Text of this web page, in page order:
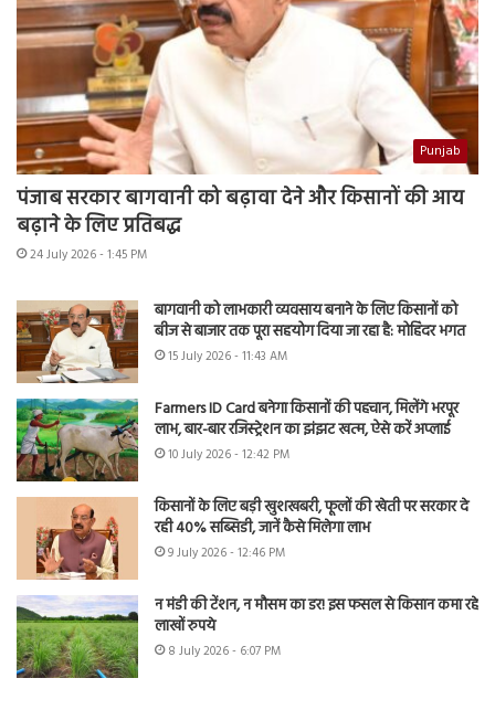
Punjab
पंजाब सरकार बागवानी को बढ़ावा देने और किसानों की आय
बढ़ाने के लिए प्रतिबद्ध
24 July 2026 - 1:45 PM
बागवानी को लाभकारी व्यवसाय बनाने के लिए किसानों को
बीज से बाजार तक पूरा सहयोग दिया जा रहा है: मोहिंदर भगत
15 July 2026 - 11:43 AM
Farmers ID Card बनेगा किसानों की पहचान, मिलेंगे भरपूर
लाभ, बार-बार रजिस्ट्रेशन का झंझट खत्म, ऐसे करें अप्लाई
10 July 2026 - 12:42 PM
किसानों के लिए बड़ी खुशखबरी, फूलों की खेती पर सरकार दे
रही 40% सब्सिडी, जानें कैसे मिलेगा लाभ
9 July 2026 - 12:46 PM
न मंडी की टेंशन, न मौसम का डर! इस फसल से किसान कमा रहे
लाखों रुपये
8 July 2026 - 6:07 PM